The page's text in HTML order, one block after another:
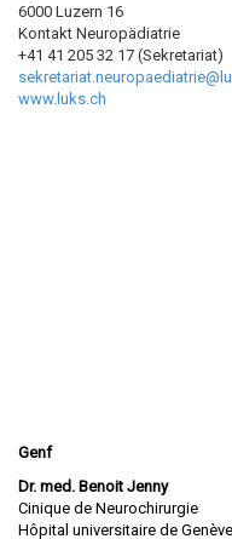
6000 Luzern 16
Kontakt Neuropädiatrie
+41 41 205 32 17 (Sekretariat)
www.luks.ch
Genf
Dr. med. Benoit Jenny
Cinique de Neurochirurgie
Hôpital universitaire de Genève